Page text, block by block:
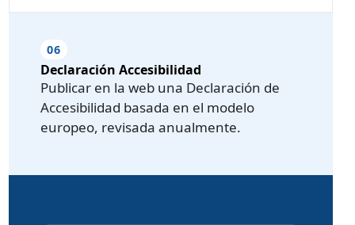
06
Declaración Accesibilidad
Publicar en la web una Declaración de
Accesibilidad basada en el modelo
europeo, revisada anualmente.